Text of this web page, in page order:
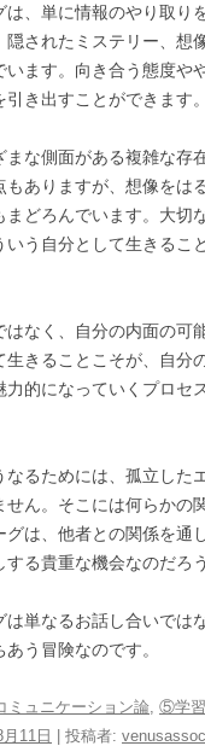
、単に情報のやり取り
隠されたミステリー、想
います。向き合う態度や
き出すことができます。
な側面がある複雑な存
もありますが、想像をは
まどろんでいます。大切
いう自分として生きるこ
なく、自分の内面の可
生きることこそが、自分
力的になっていくプロセ
るためには、孤立した
せん。そこには何らかの
グは、他者との関係を通
する貴重な機会なのだろ
単なるお話し合いでは
う冒険なのです。
ュニケーション論, ⑤学
11日 投稿者: